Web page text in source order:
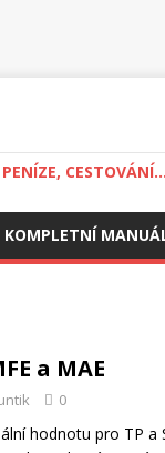
KOMPLETNÍ
a MAE
0
hodnotu pro TP a